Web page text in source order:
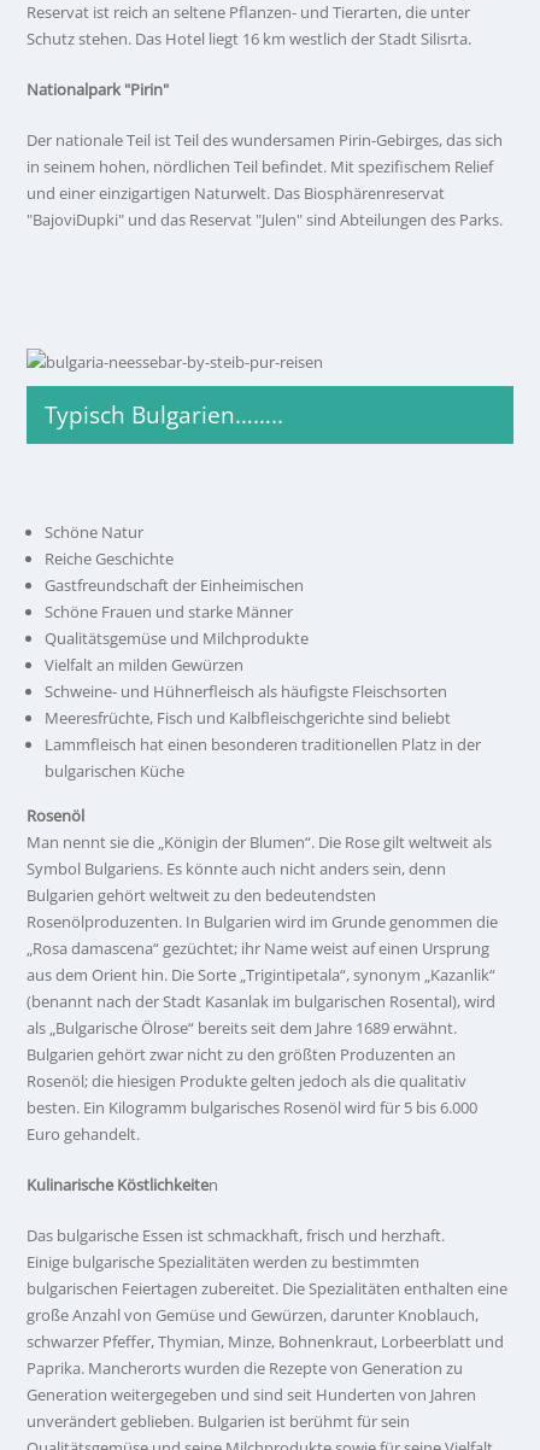
Reservat ist reich an seltene Pflanzen- und Tierarten, die unter
Schutz stehen. Das Hotel liegt 16 km westlich der Stadt Silisrta.
Nationalpark "Pirin"
Der nationale Teil ist Teil des wundersamen Pirin-Gebirges, das sich
in seinem hohen, nördlichen Teil befindet. Mit spezifischem Relief
und einer einzigartigen Naturwelt. Das Biosphärenreservat
"BajoviDupki" und das Reservat "Julen" sind Abteilungen des Parks.
Typisch Bulgarien……..
Schöne Natur
Reiche Geschichte
Gastfreundschaft der Einheimischen
Schöne Frauen und starke Männer
Qualitätsgemüse und Milchprodukte
Vielfalt an milden Gewürzen
Schweine- und Hühnerfleisch als häufigste Fleischsorten
Meeresfrüchte, Fisch und Kalbfleischgerichte sind beliebt
Lammfleisch hat einen besonderen traditionellen Platz in der
bulgarischen Küche
Rosenöl
Man nennt sie die „Königin der Blumen“. Die Rose gilt weltweit als
Symbol Bulgariens. Es könnte auch nicht anders sein, denn
Bulgarien gehört weltweit zu den bedeutendsten
Rosenölproduzenten. In Bulgarien wird im Grunde genommen die
„Rosa damascena“ gezüchtet; ihr Name weist auf einen Ursprung
aus dem Orient hin. Die Sorte „Trigintipetala“, synonym „Kazanlik“
(benannt nach der Stadt Kasanlak im bulgarischen Rosental), wird
als „Bulgarische Ölrose“ bereits seit dem Jahre 1689 erwähnt.
Bulgarien gehört zwar nicht zu den größten Produzenten an
Rosenöl; die hiesigen Produkte gelten jedoch als die qualitativ
besten. Ein Kilogramm bulgarisches Rosenöl wird für 5 bis 6.000
Euro gehandelt.
Kulinarische Köstlichkeiten
Das bulgarische Essen ist schmackhaft, frisch und herzhaft.
Einige bulgarische Spezialitäten werden zu bestimmten
bulgarischen Feiertagen zubereitet. Die Spezialitäten enthalten eine
große Anzahl von Gemüse und Gewürzen, darunter Knoblauch,
schwarzer Pfeffer, Thymian, Minze, Bohnenkraut, Lorbeerblatt und
Paprika. Mancherorts wurden die Rezepte von Generation zu
Generation weitergegeben und sind seit Hunderten von Jahren
unverändert geblieben. Bulgarien ist berühmt für sein